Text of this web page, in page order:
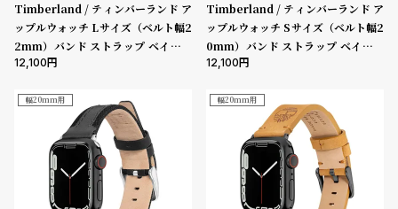
Timberland / ティンバーランド ア
ップルウォッチ Lサイズ（ベルト幅2
2mm）バンド ストラップ ベインブ
リッジ ブラウンレザー ［対応ケー
mm、Ultra］
12,100
Timberland / ティンバーランド ア
ップルウォッチ Sサイズ（ベルト幅2
0mm）バンド ストラップ ベインブ
リッジ ブラウンレザー ［対応ケー
mm（series10以降）］
12,100
幅20mm用 幅20mm用